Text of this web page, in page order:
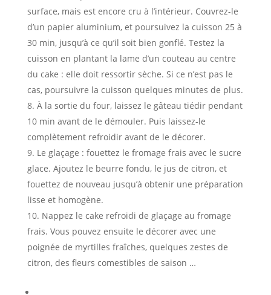
surface, mais est encore cru à l’intérieur. Couvrez-le
d’un papier aluminium, et poursuivez la cuisson 25 à
30 min, jusqu’à ce qu’il soit bien gonflé. Testez la
cuisson en plantant la lame d’un couteau au centre
du cake : elle doit ressortir sèche. Si ce n’est pas le
cas, poursuivre la cuisson quelques minutes de plus.
À la sortie du four, laissez le gâteau tiédir pendant
10 min avant de le démouler. Puis laissez-le
complètement refroidir avant de le décorer.
Le glaçage : fouettez le fromage frais avec le sucre
glace. Ajoutez le beurre fondu, le jus de citron, et
fouettez de nouveau jusqu’à obtenir une préparation
lisse et homogène.
Nappez le cake refroidi de glaçage au fromage
frais. Vous pouvez ensuite le décorer avec une
poignée de myrtilles fraîches, quelques zestes de
citron, des fleurs comestibles de saison …